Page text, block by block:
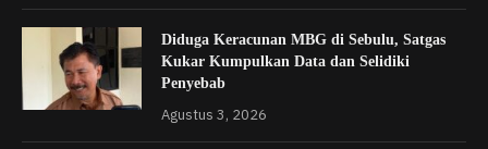
Diduga Keracunan MBG di Sebulu, Satgas
Kukar Kumpulkan Data dan Selidiki
Penyebab
Agustus 3, 2026